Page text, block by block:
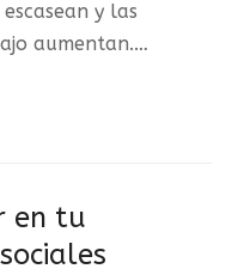
y las
aumentan.…
en tu